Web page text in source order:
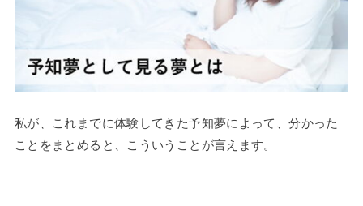
私が、これまでに体験してきた予知夢によって、分かった
ことをまとめると、こういうことが言えます。